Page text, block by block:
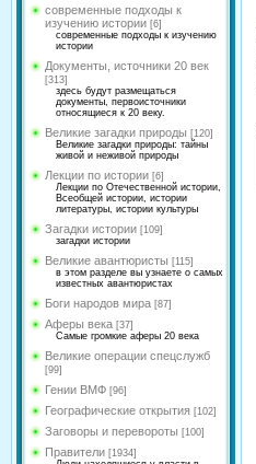
современные подходы к
изучению истории [6]
современные подходы к изучению
истории
Документы, источники 20 век
[313]
здесь будут размещаться
документы, первоисточники
относящиеся к 20 веку.
Великие загадки природы [120]
Великие загадки природы: тайны
живой и неживой природы
Лекции по истории [6]
Лекции по Отечественной истории,
Всеобщей истории, истории
литературы, истории культуры
Загадки истории [109]
загадки истории
Великие авантюристы [115]
в этом разделе вы узнаете о самых
известных авантюристах
Боги народов мира [87]
Аферы века [37]
Самые громкие аферы 20 века
Великие операции спецслужб
[99]
Гении ВМФ [96]
Географические открытия [102]
Заговоры и перевороты [100]
Правители [1934]